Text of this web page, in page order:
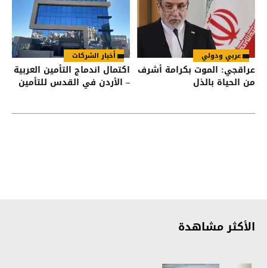
عربي ودولي
عراقجي: الموت بكرامة أشرف
من الحياة بالذل
أخبار الشركات
اكتمال اندماج التأمين العربية
– الأردن في القدس للتأمين
الأكثر مشاهدة